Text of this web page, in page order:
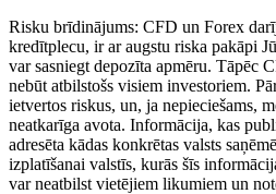
Risku brīdinājums: CFD un Forex
kredītplecu, ir ar augstu riska pakāpi
var sasniegt depozīta apmēru. Tāpēc
nebūt atbilstošs visiem investoriem.
ietvertos riskus, un, ja nepieciešams,
neatkarīga avota. Informācija, kas
adresēta kādas konkrētas valsts
izplatīšanai valstīs, kurās šīs
var neatbilst vietējiem likumiem un